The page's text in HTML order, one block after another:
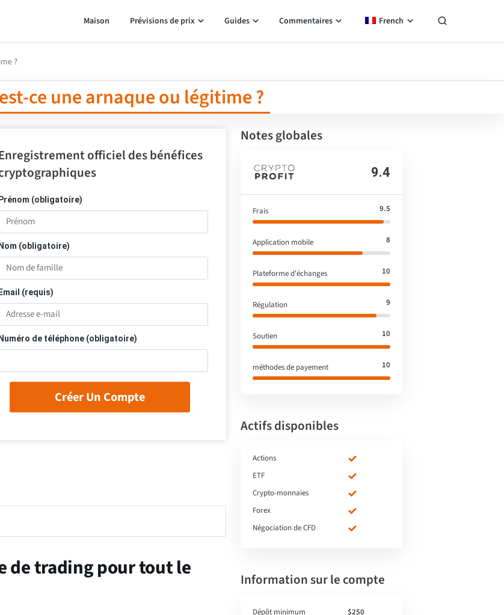
Maison Prévisions de prix Guides Commentaires French
?
ce une arnaque ou légitime ?
officiel des bénéfices
Prénom (obligatoire)
Nom (obligatoire)
Email (requis)
Numéro de téléphone (obligatoire)
Créer Un Compte
de trading pour tout le
Notes globales
9.4
Frais 9.5
Application mobile 8
Plateforme d'échanges 10
Régulation 9
Soutien 10
méthodes de payement 10
Actifs disponibles
Actions
ETF
Crypto-monnaies
Forex
Négociation de CFD
Information sur le compte
Dépôt minimum
$250